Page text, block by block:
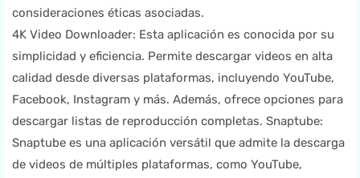
consideraciones éticas asociadas.
4K Video Downloader: Esta aplicación es conocida por su
simplicidad y eficiencia. Permite descargar videos en alta
calidad desde diversas plataformas, incluyendo YouTube,
Facebook, Instagram y más. Además, ofrece opciones para
descargar listas de reproducción completas. Snaptube:
Snaptube es una aplicación versátil que admite la descarga
de videos de múltiples plataformas, como YouTube,